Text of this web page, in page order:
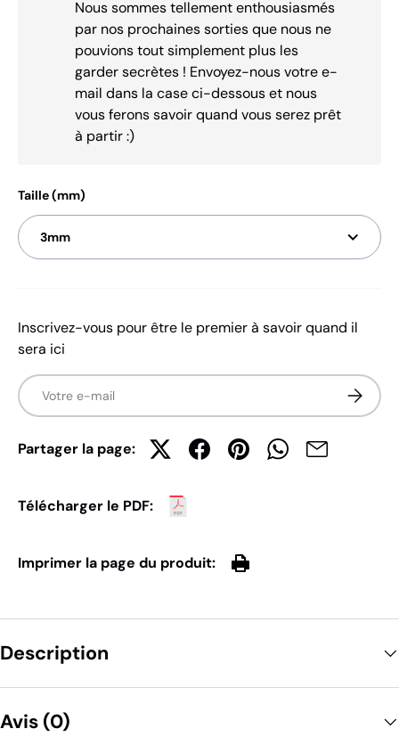
Nous sommes tellement enthousiasmés
par nos prochaines sorties que nous ne
pouvions tout simplement plus les
garder secrètes ! Envoyez-nous votre e-
mail dans la case ci-dessous et nous
vous ferons savoir quand vous serez prêt
à partir :)
Taille (mm)
3mm
Inscrivez-vous pour être le premier à savoir quand il
sera ici
E-mail
Partager la page:
Télécharger le PDF:
Imprimer la page du produit:
Description
Avis (0)